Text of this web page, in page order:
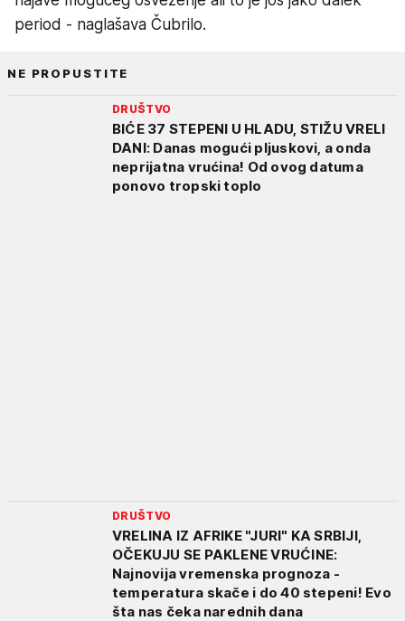
period - naglašava Čubrilo.
NE PROPUSTITE
DRUŠTVO
BIĆE 37 STEPENI U HLADU, STIŽU VRELI
DANI: Danas mogući pljuskovi, a onda
neprijatna vrućina! Od ovog datuma
ponovo tropski toplo
DRUŠTVO
VRELINA IZ AFRIKE "JURI" KA SRBIJI,
OČEKUJU SE PAKLENE VRUĆINE:
Najnovija vremenska prognoza -
temperatura skače i do 40 stepeni! Evo
šta nas čeka narednih dana